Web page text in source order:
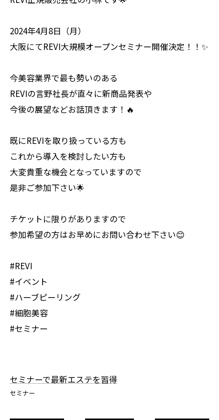
2024年4月8日（月）
大阪にてREVI大規模オープンセミナー開催決定！！✨
今美容業界で最も勢いのある
REVIの言野社長が直々に新商品発表や
今後の展望などお話頂きます！🔥
既にREVIを取り扱っている方も
これから導入を検討したい方も
大変貴重な機会となっていますので
是非ご参加下さい🌟
チケットに限りがありますので
参加希望の方はお早めにお問い合わせ下さい😊
#REVI
#イベント
#ハーブピーリング
#細胞美容
#セミナー
セミナーで最新エステを習得
セミナー